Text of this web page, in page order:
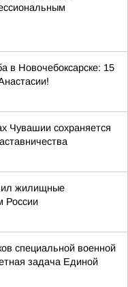
в Новочебоксарске: 15
Чувашии сохраняется
жилищные
России
специальной военной
задача Единой